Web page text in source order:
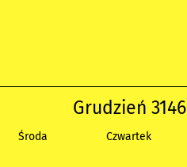
Grudzień 3146
Środa Czwartek